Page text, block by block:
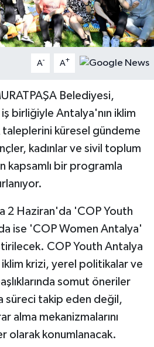
A- A+
Belediyesi,
birliğiyle Antalya'nın iklim
taleplerini küresel gündeme
kadınlar ve sivil toplum
kapsamlı bir programla
2 Haziran'da 'COP Youth
ise 'COP Women Antalya'
COP Youth Antalya
iklim krizi, yerel politikalar ve
somut öneriler
süreci takip eden değil,
alma mekanizmalarını
olarak konumlanacak.